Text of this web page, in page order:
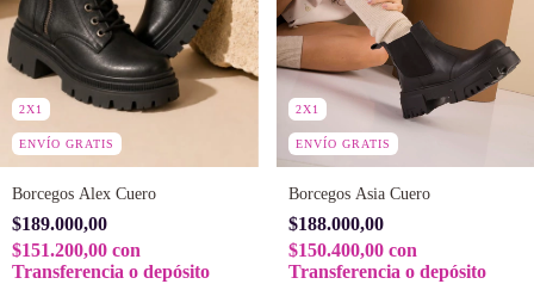
2X1
ENVÍO GRATIS
Borcegos Alex Cuero
$189.000,00
$151.200,00 con
Transferencia o depósito
2X1
ENVÍO GRATIS
Borcegos Asia Cuero
$188.000,00
$150.400,00 con
Transferencia o depósito